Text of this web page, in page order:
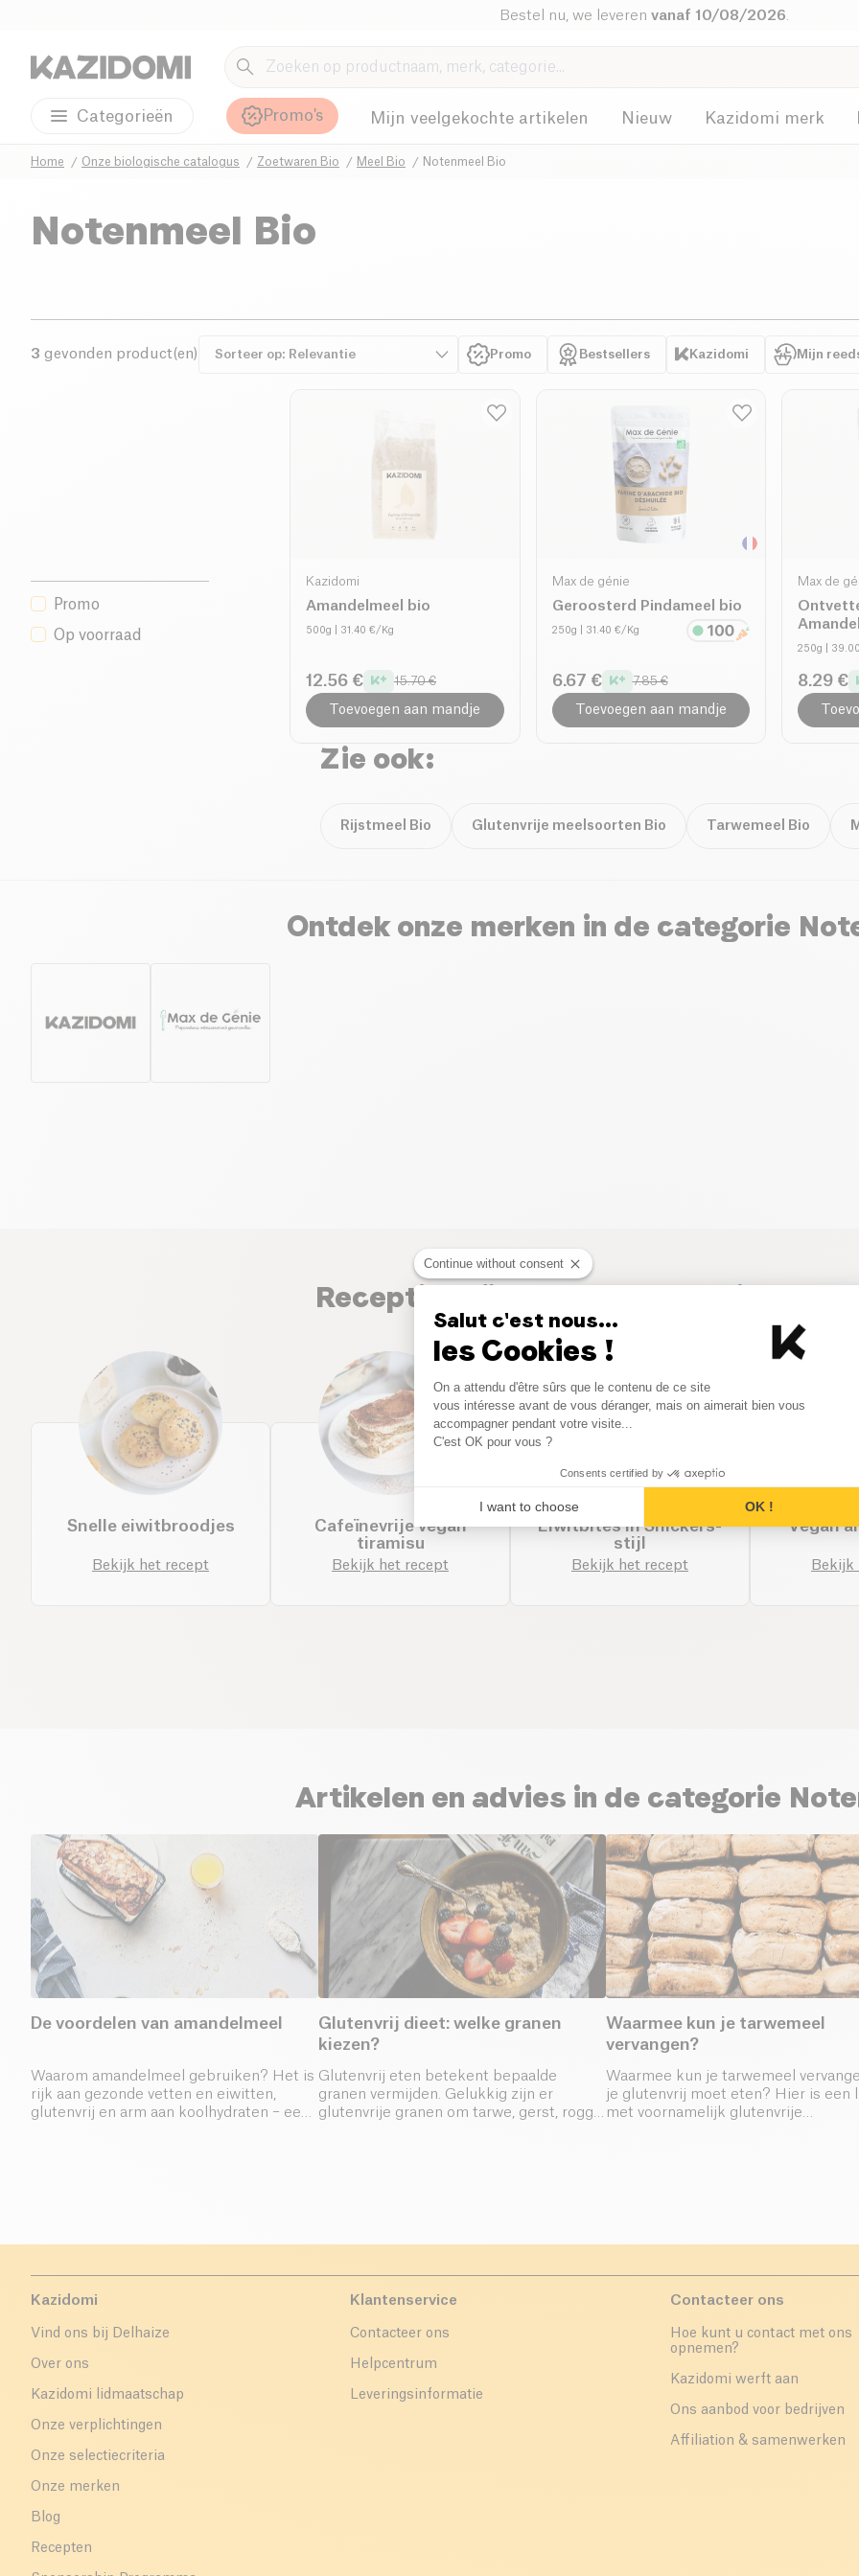
Bestel nu, we leveren vanaf 10/08/2026
Categorieën Promo's Mijn veelgekochte artikelen Nieuw Kazidomi merk
Home Onze biologische catalogus Zoetwaren Bio Meel Bio Notenmeel Bio
Notenmeel Bio
3 gevonden product(en) Promo Bestsellers Kazidomi Mijn
Promo
Op voorraad
Kazidomi
Amandelmeel bio
500g | 31.40 €/Kg
12.56 € 15.70 €
Toevoegen aan mandje
Max de génie
Geroosterd Pindameel bio
250g | 31.40 €/Kg
6.67 € 7.85 €
Toevoegen aan mandje
Max de
250g |
8.29 €
Zie ook:
Rijstmeel Bio Glutenvrije meelsoorten Bio Tarwemeel Bio
Ontdek onze merken in de categorie
Receptideeën met de categorie
Snelle eiwitbroodjes
Bekijk het recept
Cafeïnevrije vegan
tiramisu
Bekijk het recept
Eiwitbites in Snickers-
stijl
Bekijk het recept
Vegan
Bekijk
Artikelen en advies in de categorie
De voordelen van amandelmeel
Waarom amandelmeel gebruiken? Het is
rijk aan gezonde vetten en eiwitten,
glutenvrij en arm aan koolhydraten – een
Glutenvrij dieet: welke granen
kiezen?
Glutenvrij eten betekent bepaalde
granen vermijden. Gelukkig zijn er
glutenvrije granen om tarwe, gerst, rogge,
Waarmee kun je tarwemeel
vervangen?
Waarmee kun je tarwemeel
je glutenvrij moet eten? Hier is een
met voornamelijk glutenvrije
Kazidomi
Vind ons bij Delhaize
Over ons
Kazidomi lidmaatschap
Onze verplichtingen
Onze selectiecriteria
Onze merken
Blog
Recepten
Klantenservice
Contacteer ons
Helpcentrum
Leveringsinformatie
Contacteer ons
Hoe kunt u contact met ons
opnemen?
Kazidomi werft aan
Ons aanbod voor bedrijven
Affiliation & samenwerken
Continue without consent
Salut c'est nous...
les Cookies !
Consent Management
On a attendu d'être sûrs que le contenu de ce site
vous intéresse avant de vous déranger, mais on aimerait bien vous
accompagner pendant votre visite...
C'est OK pour vous ?
Consents certified by
I want to choose OK !
Axeptio consent